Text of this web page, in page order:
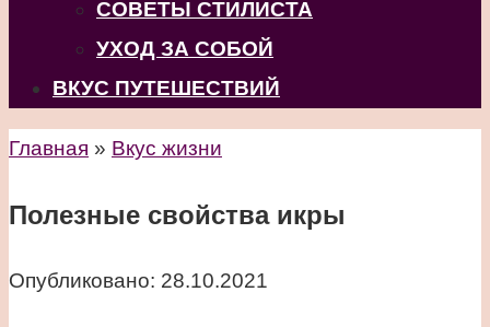
СОВЕТЫ СТИЛИСТА
УХОД ЗА СОБОЙ
ВКУС ПУТЕШЕСТВИЙ
Главная » Вкус жизни
Полезные свойства икры
Опубликовано: 28.10.2021